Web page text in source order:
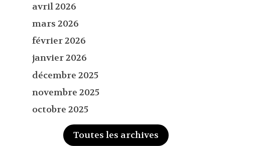
avril 2026
mars 2026
février 2026
janvier 2026
décembre 2025
novembre 2025
octobre 2025
Toutes les archives